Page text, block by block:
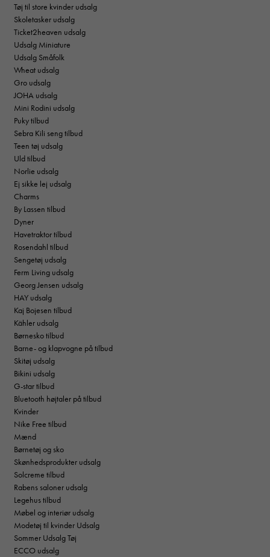
Tøj til store kvinder udsalg
Skoletasker udsalg
Ticket2heaven udsalg
Udsalg Miniature
Udsalg Småfolk
Wheat udsalg
Gro udsalg
JOHA udsalg
Mini Rodini udsalg
Puky tilbud
Sebra Kili seng tilbud
Teen tøj udsalg
Uld tilbud
Norlie udsalg
Ej sikke lej udsalg
Charms
By Lassen tilbud
Dyner
Havetraktor tilbud
Rosendahl tilbud
Sengetøj udsalg
Ferm Living udsalg
Georg Jensen udsalg
HAY udsalg
Kaj Bojesen tilbud
Kähler udsalg
Børnesko tilbud
Barne- og klapvogne på tilbud
Skitøj udsalg
Bikini udsalg
G-star tilbud
Bluetooth højtaler på tilbud
Kvinder
Nike Free tilbud
Mænd
Børnetøj og sko
Skønhedsprodukter udsalg
Solcreme tilbud
Rabens saloner udsalg
Legehus tilbud
Møbel og interiør udsalg
Modetøj til kvinder Udsalg
Sommer Udsalg Tøj
ECCO udsalg